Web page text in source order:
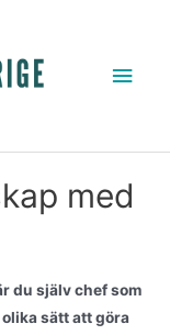
med
du själv chef som
sätt att göra